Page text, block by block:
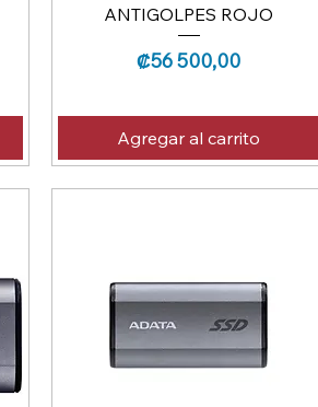
ANTIGOLPES ROJO
Precio
₡56 500,00
Agregar al carrito